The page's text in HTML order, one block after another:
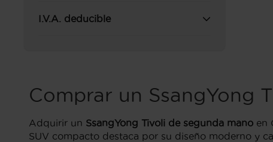
I.V.A. deducible
Comprar un SsangYong
Adquirir un SsangYong Tivoli de segunda mano en
SUV compacto destaca por su diseño moderno y